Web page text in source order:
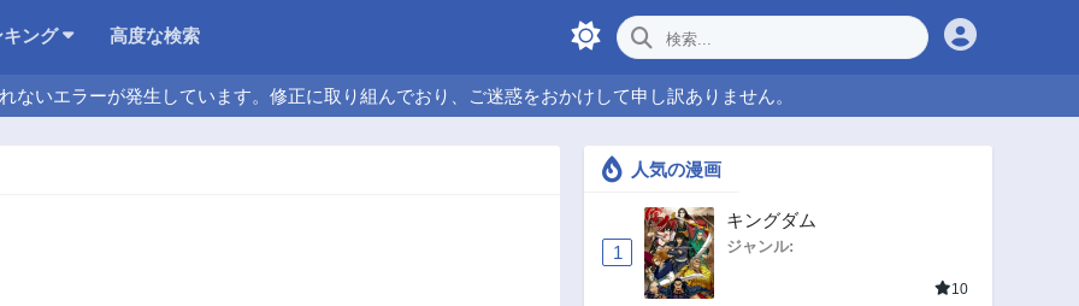
ング 高度な検索
ないエラーが発生しています。修正に取り組んでおり、ご迷惑をおかけして申し訳ありません。
人気の漫画
1
キングダム
ジャンル:
10